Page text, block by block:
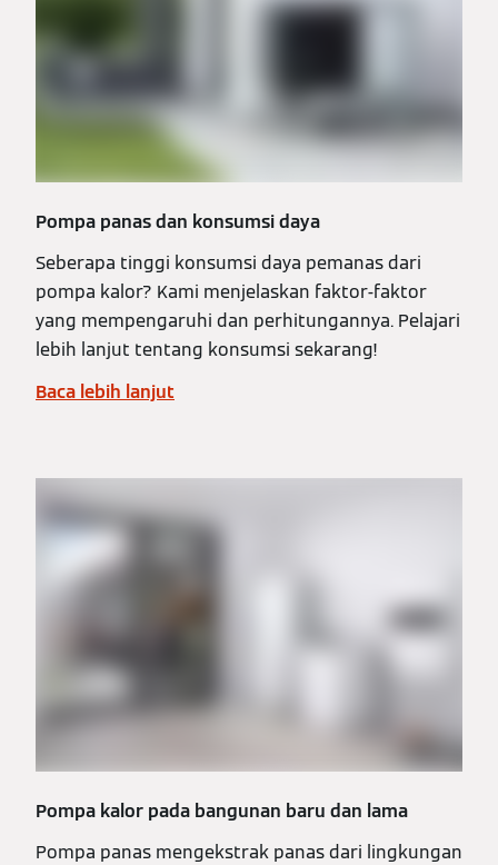
Pompa panas dan konsumsi daya
Seberapa tinggi konsumsi daya pemanas dari
pompa kalor? Kami menjelaskan faktor-faktor
yang mempengaruhi dan perhitungannya. Pelajari
lebih lanjut tentang konsumsi sekarang!
Baca lebih lanjut
Pompa kalor pada bangunan baru dan lama
Pompa panas mengekstrak panas dari lingkungan